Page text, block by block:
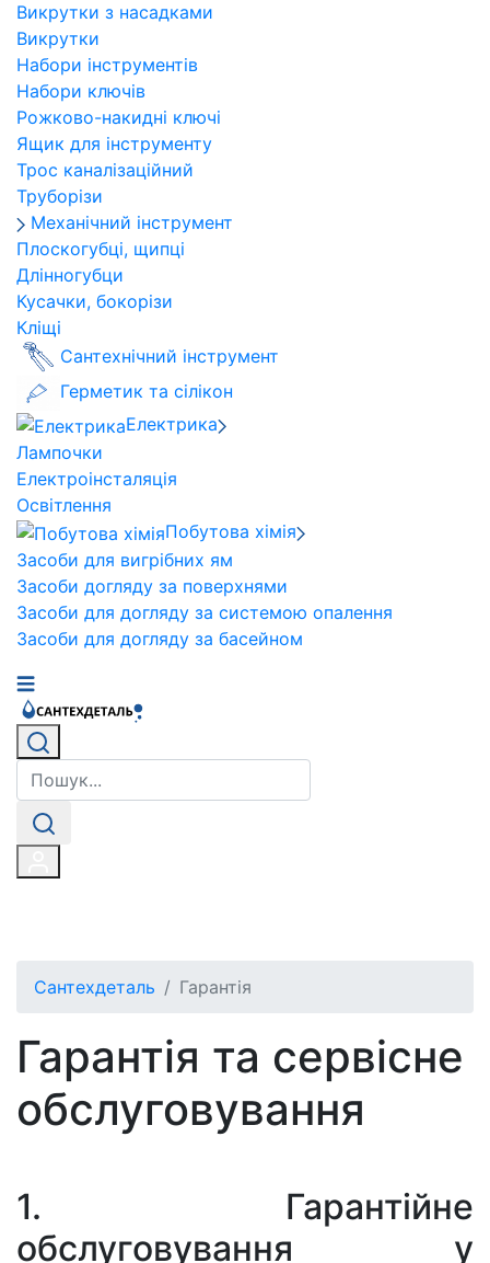
Викрутки з насадками
Викрутки
Набори інструментів
Набори ключів
Рожково-накидні ключі
Ящик для інструменту
Трос каналізаційний
Труборізи
Механічний інструмент
Плоскогубці, щипці
Длінногубци
Кусачки, бокорізи
Кліщі
Сантехнічний інструмент
Герметик та сілікон
Електрика
Лампочки
Електроінсталяція
Освітлення
Побутова хімія
Засоби для вигрібних ям
Засоби догляду за поверхнями
Засоби для догляду за системою опалення
Засоби для догляду за басейном
Сантехдеталь Гарантія
Гарантія та сервісне
обслуговування
1. Гарантійне
обслуговування у